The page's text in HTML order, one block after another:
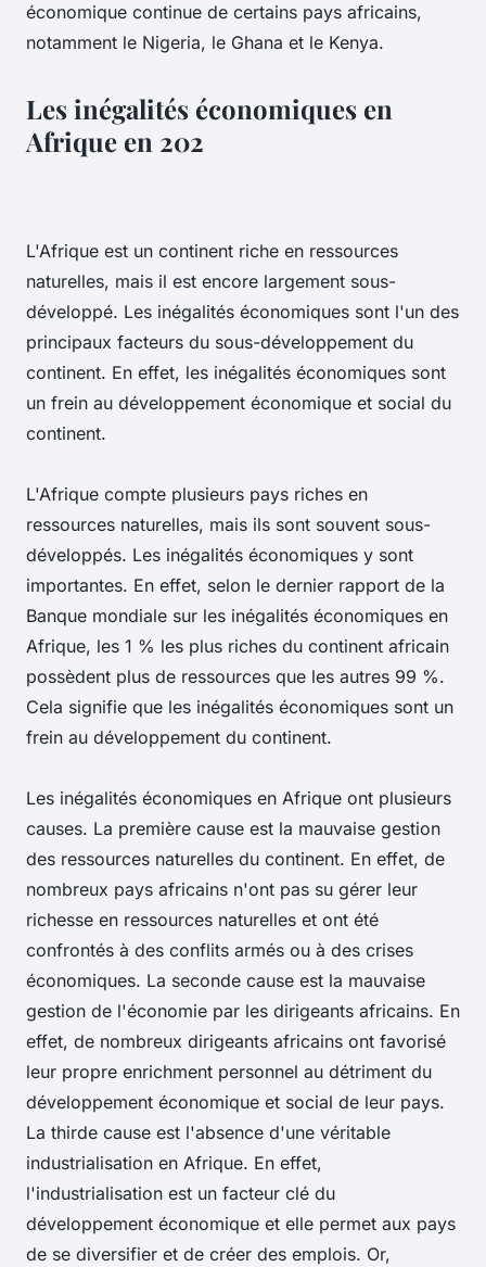
économique continue de certains pays africains,
notamment le Nigeria, le Ghana et le Kenya.
Les inégalités économiques en
Afrique en 202
L'Afrique est un continent riche en ressources
naturelles, mais il est encore largement sous-
développé. Les inégalités économiques sont l'un des
principaux facteurs du sous-développement du
continent. En effet, les inégalités économiques sont
un frein au développement économique et social du
continent.
L'Afrique compte plusieurs pays riches en
ressources naturelles, mais ils sont souvent sous-
développés. Les inégalités économiques y sont
importantes. En effet, selon le dernier rapport de la
Banque mondiale sur les inégalités économiques en
Afrique, les 1 % les plus riches du continent africain
possèdent plus de ressources que les autres 99 %.
Cela signifie que les inégalités économiques sont un
frein au développement du continent.
Les inégalités économiques en Afrique ont plusieurs
causes. La première cause est la mauvaise gestion
des ressources naturelles du continent. En effet, de
nombreux pays africains n'ont pas su gérer leur
richesse en ressources naturelles et ont été
confrontés à des conflits armés ou à des crises
économiques. La seconde cause est la mauvaise
gestion de l'économie par les dirigeants africains. En
effet, de nombreux dirigeants africains ont favorisé
leur propre enrichment personnel au détriment du
développement économique et social de leur pays.
La thirde cause est l'absence d'une véritable
industrialisation en Afrique. En effet,
l'industrialisation est un facteur clé du
développement économique et elle permet aux pays
de se diversifier et de créer des emplois. Or,